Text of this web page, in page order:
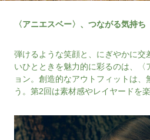
〈アニエスベー〉、つながる気持ち
弾けるような笑顔と、にぎやかに交
いひとときを魅力的に彩るのは、〈
ョン。創造的なアウトフィットは、
う。第2回は素材感やレイヤードを